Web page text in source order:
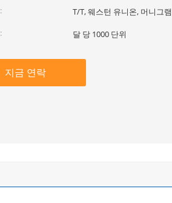
T/T, 웨스턴 유니온, 머니그램
달 당 1000 단위
지금 연락